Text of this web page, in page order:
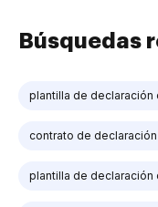
Búsquedas
plantilla de declaración
contrato de
plantilla de declaración